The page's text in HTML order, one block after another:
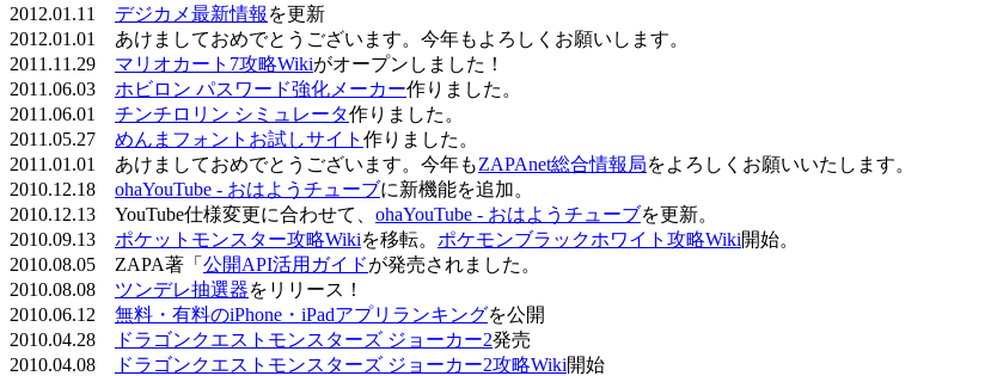
2012.01.11 デジカメ最新情報 を更新
2012.01.01 あけましておめでとうございます。今年もよろしくお願いします。
2011.11.29 マリオカート7攻略Wikiがオープンしました！
2011.06.03 ホビロン パスワード強化メーカー作りました。
2011.06.01 チンチロリン シミュレータ作りました。
2011.05.27 めんまフォントお試しサイト 作りました。
2011.01.01 あけましておめでとうございます。今年もZAPAnet総合情報局をよろしくお願いいたします。
2010.12.18 ohaYouTube - おはようチューブに新機能を追加。
2010.12.13 YouTube仕様変更に合わせて、 ohaYouTube - おはようチューブを更新。
2010.09.13 ポケットモンスター攻略Wikiを移転。 ポケモンブラックホワイト攻略Wiki開始。
2010.08.05 ZAPA著「 公開API活用ガイドが発売されました。
2010.08.08 ツンデレ抽選器をリリース！
2010.06.12 無料・有料のiPhone・iPadアプリランキングを公開
2010.04.28
ドラゴンクエストモンスターズ ジョーカー2発売
2010.04.08
ドラゴンクエストモンスターズ ジョーカー2攻略Wiki開始